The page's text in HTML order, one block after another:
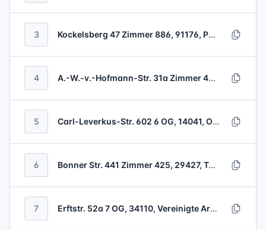
3 Kockelsberg 47 Zimmer 886, 91176, Panama
4 A.-W.-v.-Hofmann-Str. 31a Zimmer 455, 93025, Dschibuti
5 Carl-Leverkus-Str. 602 6 OG, 14041, Oman
6 Bonner Str. 441 Zimmer 425, 29427, Tadschikistan
7 Erftstr. 52a 7 OG, 34110, Vereinigte Arabische Emirate